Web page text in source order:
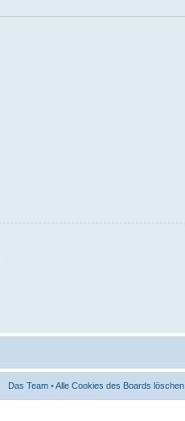
Das Team •Alle Cookies des Boards löschen